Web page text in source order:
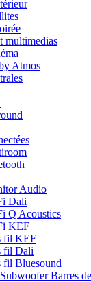
multimedias
Atmos
Audio
Dali
Q Acoustics
KEF
fil KEF
fil Dali
fil Bluesound
SubwooferBarres